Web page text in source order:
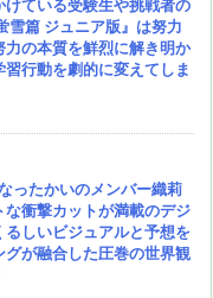
ている受験生や挑戦者の
雪篇 ジュニア版』は努力
の本質を鮮烈に解き明か
行動を劇的に変えてしま
ったかいのメンバー織莉
衝撃カットが満載のデジ
しいビジュアルと予想を
が融合した圧巻の世界観